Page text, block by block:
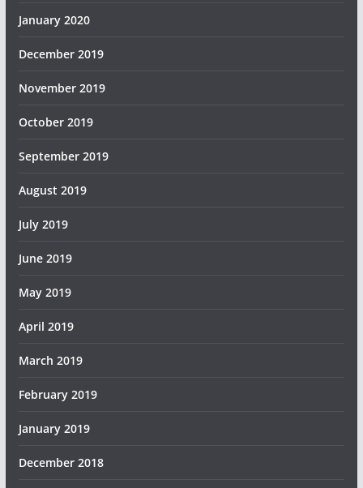
January 2020
December 2019
November 2019
October 2019
September 2019
August 2019
July 2019
June 2019
May 2019
April 2019
March 2019
February 2019
January 2019
December 2018